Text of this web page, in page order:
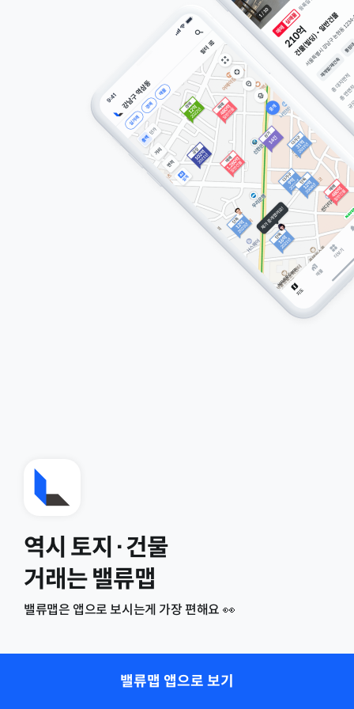
역시 토지·건물
거래는 밸류맵
밸류맵은 앱으로 보시는게 가장 편해요 👀
밸류맵 앱으로 보기